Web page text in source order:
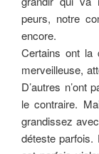
peurs, notre
encore.
Certains ont la
merveilleuse,
D’autres n’ont
le contraire.
grandissez
déteste parfois.